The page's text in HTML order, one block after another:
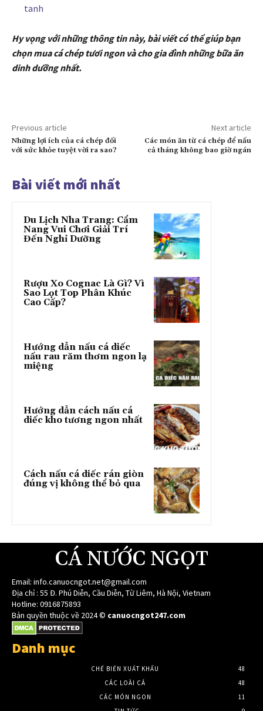
tanh
Hy vọng với những thông tin này, bài viết có thể giúp bạn
chọn mua cá chép tươi ngon và cho gia đình những bữa ăn
dinh dưỡng nhất.
Previous article
Những lợi ích của cá chép đối
với sức khỏe tuyệt vời ra sao?
Next article
Các món ăn từ cá chép để nấu
cả tháng không bao giờ ngán
Bài viết mới nhất
Du Lịch Nha Trang: Cẩm
Nang Vui Chơi Giải Trí
Đến Nghỉ Dưỡng
Rượu Xo Cognac Là Gì? Vì
Sao Lọt Top Phân Khúc
Cao Cấp?
Hướng dẫn nấu cá diếc
nấu rau răm thơm ngon lạ
miệng
Hướng dẫn cách nấu cá
diếc kho tương ngon nhất
Cách nấu cá diếc rán giòn
đúng vị không thể bỏ qua
CÁ NƯỚC NGỌT
Email: info.canuocngot.net@gmail.com
Địa chỉ : 55 Đ. Phú Diễn, Cầu Diễn, Từ Liêm, Hà Nội, Vietnam
Hotline: 0916875893
Bản quyền thuộc về 2024 © canuocngot247.com
Danh mục
CHẾ BIẾN XUẤT KHẨU
48
CÁC LOÀI CÁ
48
CÁC MÓN NGON
11